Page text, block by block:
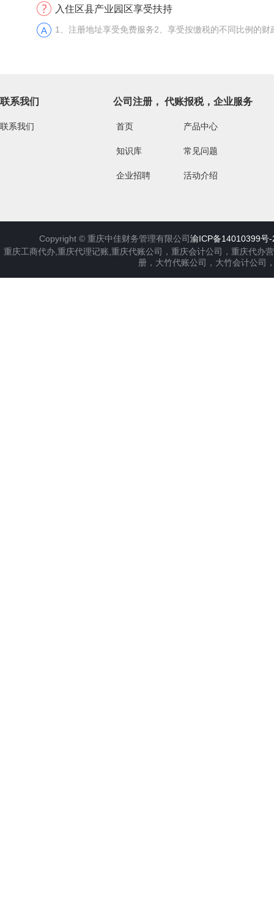
入住区县产业园区享受扶持
1、注册地址享受免费服务2、享受按缴税的不同比例的财
联系我们
联系我们
公司注册， 代账报税，企业服务
首页 产品中心
知识库 常见问题
企业招聘 活动介绍
Copyright © 重庆中佳财务管理有限公司渝ICP备14010399号-
重庆工商代办,重庆代理记账,重庆代账公司，重庆会计公司，重庆代办
册，大竹代账公司，大竹会计公司